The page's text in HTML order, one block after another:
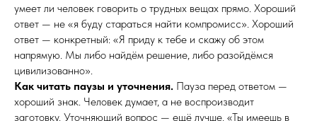
умеет ли человек говорить о трудных вещах прямо. Хороший
ответ — не «я буду стараться найти компромисс». Хороший
ответ — конкретный: «Я приду к тебе и скажу об этом
напрямую. Мы либо найдём решение, либо разойдёмся
цивилизованно».
Как читать паузы и уточнения. Пауза перед ответом —
хороший знак. Человек думает, а не воспроизводит
заготовку. Уточняющий вопрос — ещё лучше. «Ты имеешь в